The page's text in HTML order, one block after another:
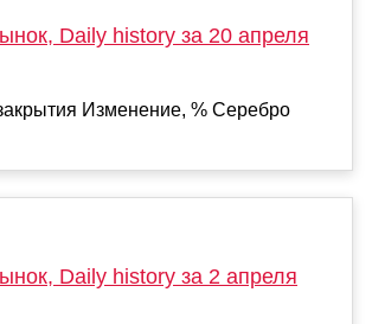
Daily history за 20 апреля
Изменение, % Серебро
Daily history за 2 апреля